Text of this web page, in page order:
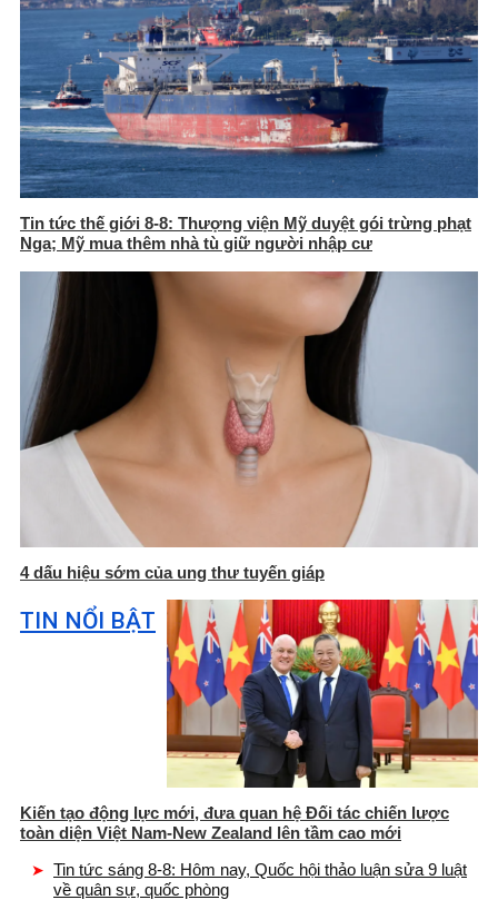
Tin tức thế giới 8-8: Thượng viện Mỹ duyệt gói trừng phạt
Nga; Mỹ mua thêm nhà tù giữ người nhập cư
4 dấu hiệu sớm của ung thư tuyến giáp
TIN NỔI BẬT
Kiến tạo động lực mới, đưa quan hệ Đối tác chiến lược
toàn diện Việt Nam-New Zealand lên tầm cao mới
Tin tức sáng 8-8: Hôm nay, Quốc hội thảo luận sửa 9 luật
về quân sự, quốc phòng